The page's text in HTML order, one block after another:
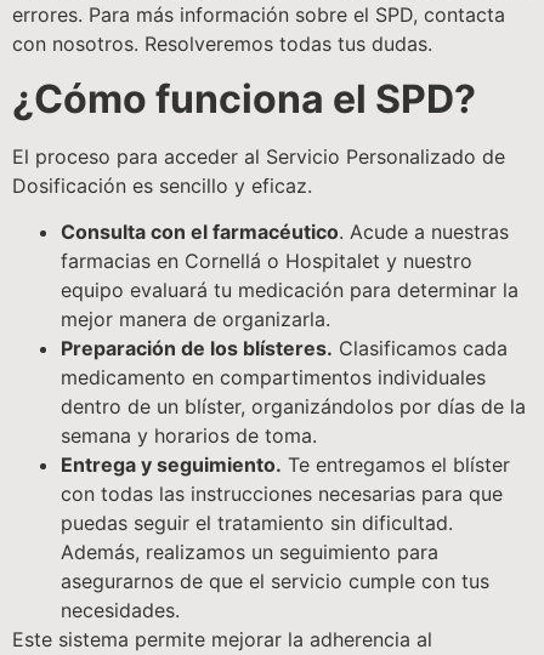
errores. Para más información sobre el SPD, contacta
con nosotros. Resolveremos todas tus dudas.
¿Cómo funciona el SPD?
El proceso para acceder al Servicio Personalizado de
Dosificación es sencillo y eficaz.
Consulta con el farmacéutico. Acude a nuestras
farmacias en Cornellá o Hospitalet y nuestro
equipo evaluará tu medicación para determinar la
mejor manera de organizarla.
Preparación de los blísteres. Clasificamos cada
medicamento en compartimentos individuales
dentro de un blíster, organizándolos por días de la
semana y horarios de toma.
Entrega y seguimiento. Te entregamos el blíster
con todas las instrucciones necesarias para que
puedas seguir el tratamiento sin dificultad.
Además, realizamos un seguimiento para
asegurarnos de que el servicio cumple con tus
necesidades.
Este sistema permite mejorar la adherencia al